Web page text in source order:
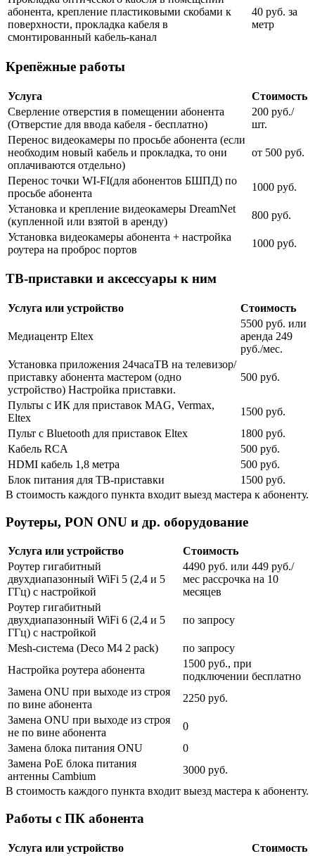
абонента, крепление пластиковыми скобами к
поверхности, прокладка кабеля в
смонтированный кабель-канал
40 руб. за
метр
Крепёжные работы
Услуга
Стоимость
Сверление отверстия в помещении абонента
(Отверстие для ввода кабеля - бесплатно)
200 руб./
шт.
Перенос видеокамеры по просьбе абонента (если
необходим новый кабель и прокладка, то они
оплачиваются отдельно)
от 500 руб.
Перенос точки WI-FI(для абонентов БШПД) по
просьбе абонента
1000 руб.
Установка и крепление видеокамеры DreamNet
(купленной или взятой в аренду)
800 руб.
Установка видеокамеры абонента + настройка
роутера на проброс портов
1000 руб.
ТВ-приставки и аксессуары к ним
Услуга или устройство Стоимость
Медиацентр Eltex
5500 руб. или
аренда 249
руб./мес.
Установка приложения 24часаТВ на телевизор/
приставку абонента мастером (одно
устройство) Настройка приставки.
500 руб.
Пульты с ИК для приставок MAG, Vermax,
Eltex
1500 руб.
Пульт с Bluetooth для приставок Eltex
1800 руб.
Кабель RCA
500 руб.
HDMI кабель 1,8 метра
500 руб.
Блок питания для ТВ-приставки
1500 руб.
В стоимость каждого пункта входит выезд мастера к абоненту.
Роутеры, PON ONU и др. оборудование
Услуга или устройство
Стоимость
Роутер гигабитный
двухдиапазонный WiFi 5 (2,4 и 5
ГГц) с настройкой
4490 руб. или 449 руб./
мес рассрочка на 10
месяцев
Роутер гигабитный
двухдиапазонный WiFi 6 (2,4 и 5
ГГц) с настройкой
по запросу
Mesh-система (Deco M4 2 pack)
по запросу
Настройка роутера абонента
1500 руб., при
подключении бесплатно
Замена ONU при выходе из строя
по вине абонента
2250 руб.
Замена ONU при выходе из строя
не по вине абонента
0
Замена блока питания ONU
0
Замена PoE блока питания
антенны Cambium
3000 руб.
В стоимость каждого пункта входит выезд мастера к абоненту.
Работы с ПК абонента
Услуга или устройство
Стоимость